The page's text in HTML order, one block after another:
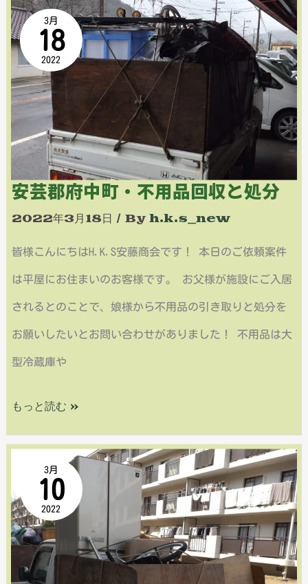
3月
18
2022
安芸郡府中町・不用品回収と処分
2022年3月18日 / By h.k.s_new
皆様こんにちはH.K.S安藤商会です！ 本日のご依頼案件
は平屋にお住まいのお客様です。 お父様が施設にご入居
されるとのことで、娘様から不用品の引き取りと処分を
お願いしたいとお問い合わせがありました！ 不用品は大
型冷蔵庫や
安
芸
郡
府
中
町・
不
用
回
収
と
処
分
もっと読む »
3月
10
2022
区
矢
野